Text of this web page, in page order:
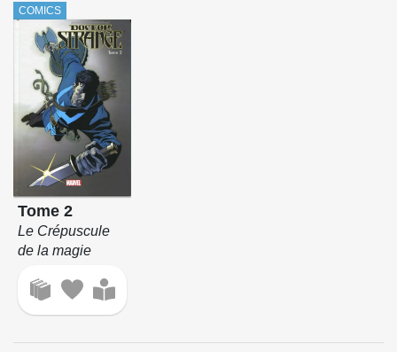
COMICS
Tome 2
Le Crépuscule
de la magie